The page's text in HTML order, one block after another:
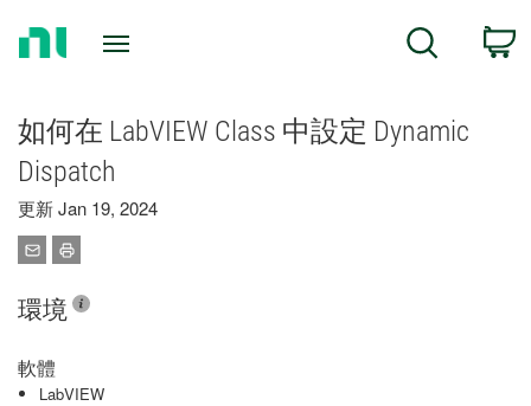
Search
如何在 LabVIEW Class 中設定 Dynamic
Dispatch
更新 Jan 19, 2024
環境
軟體
LabVIEW